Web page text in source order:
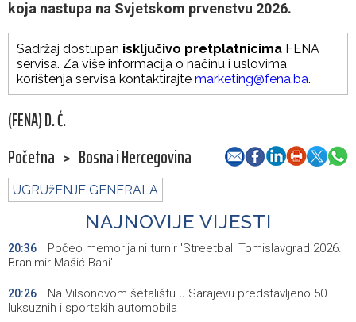
koja nastupa na Svjetskom prvenstvu 2026.
Sadržaj dostupan isključivo pretplatnicima FENA
servisa. Za više informacija o načinu i uslovima
korištenja servisa kontaktirajte marketing@fena.ba.
(FENA) D. Ć.
Početna > Bosna i Hercegovina
UGRUžENJE GENERALA
NAJNOVIJE VIJESTI
20:36
Počeo memorijalni turnir 'Streetball Tomislavgrad 2026.
Branimir Mašić Bani'
20:26
Na Vilsonovom šetalištu u Sarajevu predstavljeno 50
luksuznih i sportskih automobila